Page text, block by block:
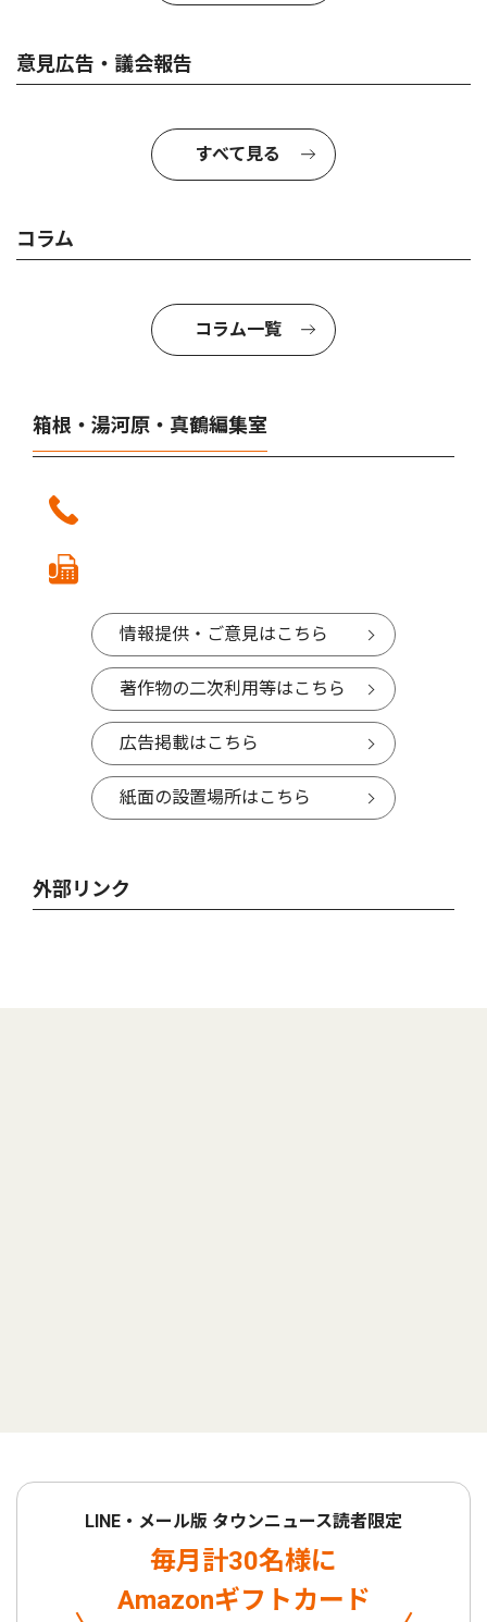
意見広告・議会報告
すべて見る
コラム
コラム一覧
箱根・湯河原・真鶴編集室
情報提供・ご意見はこちら
著作物の二次利用等はこちら
広告掲載はこちら
紙面の設置場所はこちら
外部リンク
LINE・メール版 タウンニュース読者限定
毎月計30名様に
Amazonギフトカード